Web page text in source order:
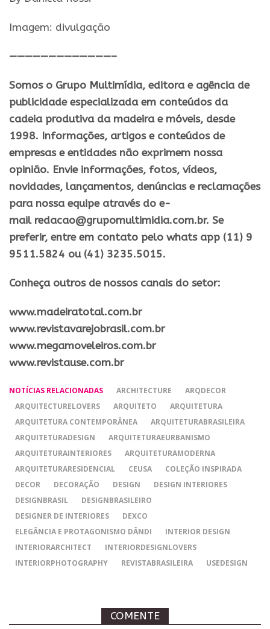
Imagem: divulgação
—————————————–
Somos o Grupo Multimídia, editora e agência de
publicidade especializada em conteúdos da
cadeia produtiva da madeira e móveis, desde
1998. Informações, artigos e conteúdos de
empresas e entidades não exprimem nossa
opinião. Envie informações, fotos, vídeos,
novidades, lançamentos, denúncias e reclamações
para nossa equipe através do e-
mail redacao@grupomultimidia.com.br. Se
preferir, entre em contato pelo whats app (11) 9
9511.5824 ou (41) 3235.5015.
Conheça outros de nossos canais do setor:
​www.madeiratotal.com.br
www.revistavarejobrasil.com.br
www.megamoveleiros.com.br
www.revistause.com.br
NOTÍCIAS RELACIONADAS ARCHITECTURE
ARQDECOR
ARQUITECTURELOVERS
ARQUITETO
ARQUITETURA
ARQUITETURA CONTEMPORÂNEA
ARQUITETURABRASILEIRA
ARQUITETURADESIGN
ARQUITETURAEURBANISMO
ARQUITETURAINTERIORES
ARQUITETURAMODERNA
ARQUITETURARESIDENCIAL
CEUSA
COLEÇÃO INSPIRADA
DECOR
DECORAÇÃO DESIGN
DESIGN INTERIORES
DESIGNBRASIL
DESIGNBRASILEIRO
DESIGNER DE INTERIORES
DEXCO
ELEGÂNCIA E PROTAGONISMO DÂNDI
INTERIOR DESIGN
INTERIORARCHITECT
INTERIORDESIGNLOVERS
INTERIORPHOTOGRAPHY
REVISTABRASILEIRA USEDESIGN
COMENTE